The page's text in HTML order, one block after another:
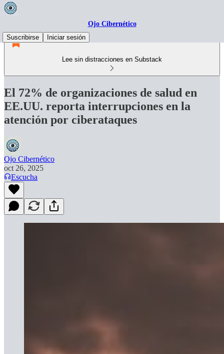
Ojo Cibernético
Suscribirse
Iniciar sesión
Lee sin distracciones en Substack
El 72% de organizaciones de salud en
EE.UU. reporta interrupciones en la
atención por ciberataques
Ojo Cibernético
oct 26, 2025
Escucha